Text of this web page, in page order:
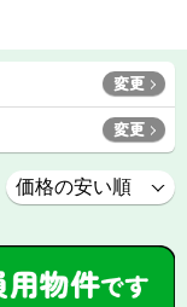
変更
変更